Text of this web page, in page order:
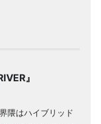
』
隈はハイブリッド